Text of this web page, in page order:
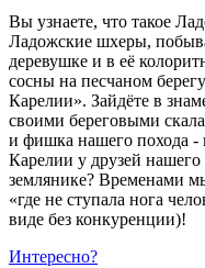
Вы узнаете, что такое
Ладожские шхеры,
деревушке и в её
сосны на песчаном
Карелии». Зайдёте в
своими береговыми
и фишка нашего похода -
Карелии у друзей
землянике? Временами
«где не ступала нога
виде без конкуренции)!
Интересно?